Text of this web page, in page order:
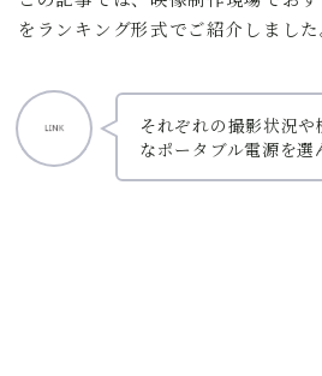
をランキング形式でご紹介しました
それぞれの撮影状況
なポータブル電源を選